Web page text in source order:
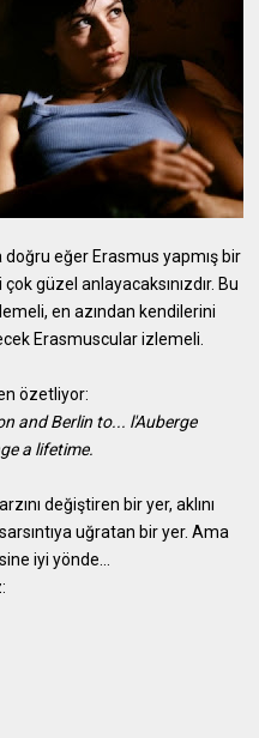
doğru eğer Erasmus yapmış bir
güzel anlayacaksınızdır. Bu
en azından kendilerini
Erasmuscular izlemeli.
özetliyor:
and Berlin to... l'Auberge
a lifetime.
değiştiren bir yer, aklını
uğratan bir yer. Ama
iyi yönde...